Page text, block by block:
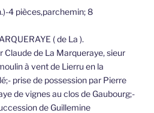
4 pièces,parchemin; 8
( de La ).
Claude de La Marqueraye, sieur
à vent de Lierru en la
prise de possession par Pierre
de vignes au clos de Gaubourg;-
de Guillemine